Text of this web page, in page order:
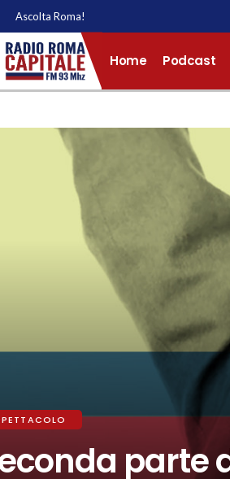
Ascolta Roma!
Home Podcast
parte